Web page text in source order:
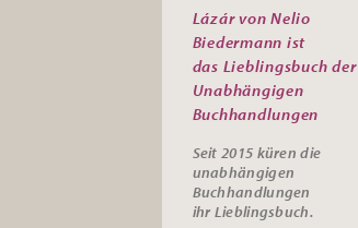
Lázár von Nelio
Biedermann ist
das Lieblingsbuch der
Unabhängigen
Buchhandlungen
Seit 2015 küren die
unabhängigen
Buchhandlungen
ihr Lieblingsbuch.